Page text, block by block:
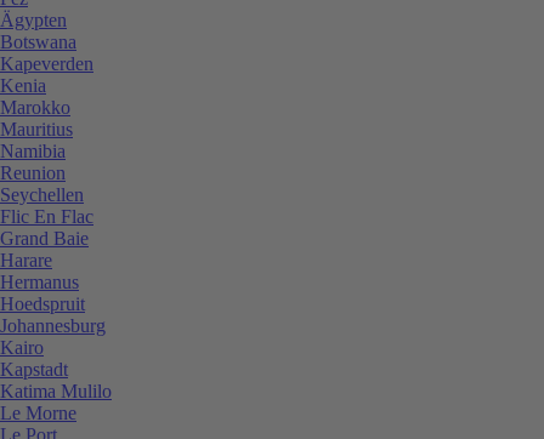
Ägypten
Botswana
Kapeverden
Kenia
Marokko
Mauritius
Namibia
Reunion
Seychellen
Flic En Flac
Grand Baie
Harare
Hermanus
Hoedspruit
Johannesburg
Kairo
Kapstadt
Katima Mulilo
Le Morne
Le Port